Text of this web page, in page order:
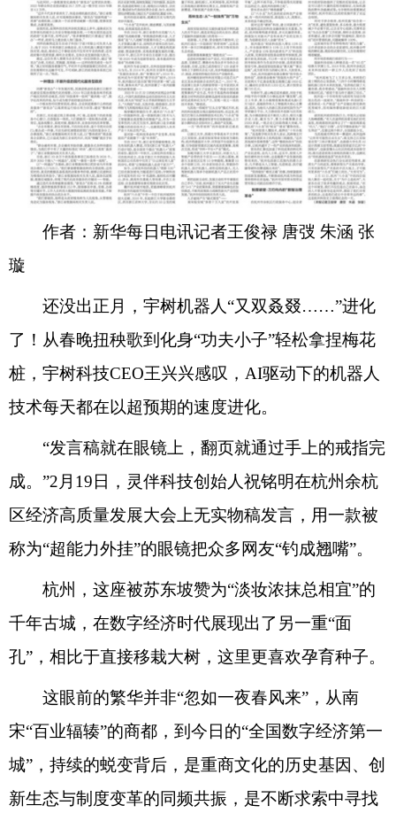
作者：新华每日电讯记者王俊禄 唐弢 朱涵 张
璇
还没出正月，宇树机器人“又双叒叕……”进化
了！从春晚扭秧歌到化身“功夫小子”轻松拿捏梅花
桩，宇树科技CEO王兴兴感叹，AI驱动下的机器人
技术每天都在以超预期的速度进化。
“发言稿就在眼镜上，翻页就通过手上的戒指完
成。”2月19日，灵伴科技创始人祝铭明在杭州余杭
区经济高质量发展大会上无实物稿发言，用一款被
称为“超能力外挂”的眼镜把众多网友“钓成翘嘴”。
杭州，这座被苏东坡赞为“淡妆浓抹总相宜”的
千年古城，在数字经济时代展现出了另一重“面
孔”，相比于直接移栽大树，这里更喜欢孕育种子。
这眼前的繁华并非“忽如一夜春风来”，从南
宋“百业辐辏”的商都，到今日的“全国数字经济第一
城”，持续的蜕变背后，是重商文化的历史基因、创
新生态与制度变革的同频共振，是不断求索中寻找